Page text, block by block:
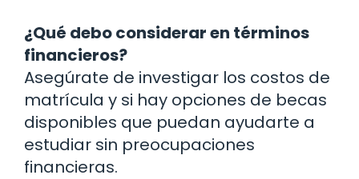
¿Qué debo considerar en términos
financieros?
Asegúrate de investigar los costos de
matrícula y si hay opciones de becas
disponibles que puedan ayudarte a
estudiar sin preocupaciones
financieras.